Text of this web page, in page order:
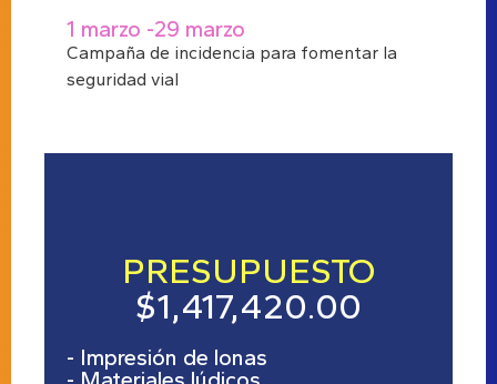
1 marzo -29 marzo
Campaña de incidencia para fomentar la
seguridad vial
PRESUPUESTO
$1,417,420.00
- Impresión de lonas